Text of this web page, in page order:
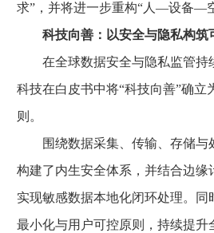
求”，并将进一步重构“人—设备—
科技向善：以安全与隐私构筑
在全球数据安全与隐私监管持
科技在白皮书中将“科技向善”确立
则。
围绕数据采集、传输、存储与
构建了内生安全体系，并结合边缘
实现敏感数据本地化闭环处理。同
最小化与用户可控原则，持续提升